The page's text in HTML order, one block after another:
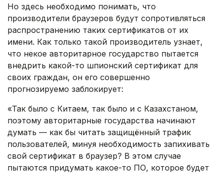
Но здесь необходимо понимать, что
производители браузеров будут сопротивляться
распространению таких сертификатов от их
имени. Как только такой производитель узнает,
что некое авторитарное государство пытается
внедрить какой-то шпионский сертификат для
своих граждан, он его совершенно
прогнозируемо заблокирует:
«Так было с Китаем, так было и с Казахстаном,
поэтому авторитарные государства начинают
думать — как бы читать защищённый трафик
пользователей, минуя необходимость запихивать
свой сертификат в браузер? В этом случае
пытаются придумать какое-то ПО, которое будет